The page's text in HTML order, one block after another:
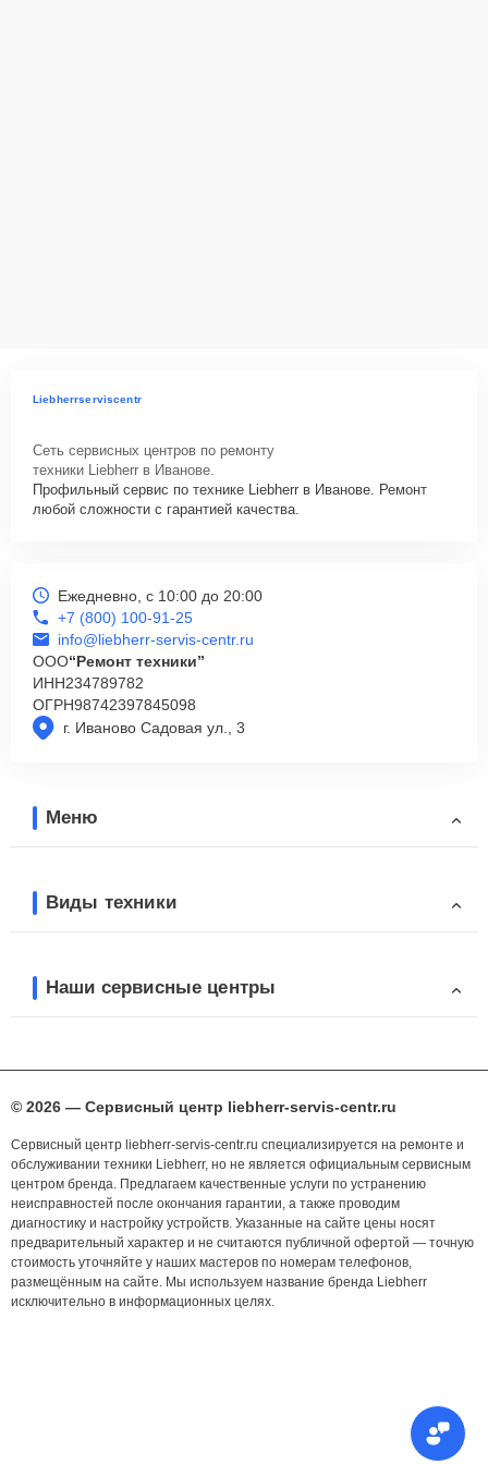
Liebherrserviscentr
Сеть сервисных центров по ремонту
техники Liebherr в Иванове.
Профильный сервис по технике Liebherr в Иванове. Ремонт
любой сложности с гарантией качества.
г. Иваново Садовая ул., 3
Ежедневно, с 10:00 до 20:00
+7 (800) 100-91-25
info@liebherr-servis-centr.ru
ООО“Ремонт техники”
ИНН234789782
ОГРН98742397845098
Меню
Виды техники
Наши сервисные центры
© 2026 — Сервисный центр liebherr-servis-centr.ru
Сервисный центр liebherr-servis-centr.ru специализируется на ремонте и
обслуживании техники Liebherr, но не является официальным сервисным
центром бренда. Предлагаем качественные услуги по устранению
неисправностей после окончания гарантии, а также проводим
диагностику и настройку устройств. Указанные на сайте цены носят
предварительный характер и не считаются публичной офертой — точную
стоимость уточняйте у наших мастеров по номерам телефонов,
размещённым на сайте. Мы используем название бренда Liebherr
исключительно в информационных целях.